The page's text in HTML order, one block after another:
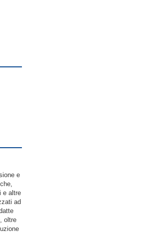
e
e altre
ad
oltre